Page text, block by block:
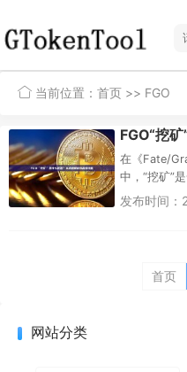
当前位置： 首页 >> FGO
在《Fate/
中，“挖矿”
指游戏内真
发布时间：
首页
网站分类